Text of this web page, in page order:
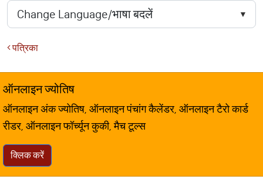
पत्रिका
ऑनलाइन ज्योतिष
ऑनलाइन अंक ज्योतिष, ऑनलाइन पंचांग कैलेंडर, ऑनलाइन टैरो कार्ड
रीडर, ऑनलाइन फॉर्च्यून कुकी, मैच टूल्स
क्लिक करें